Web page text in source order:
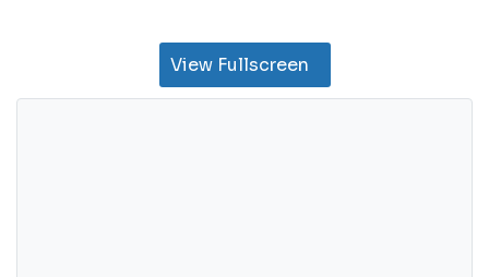
View Fullscreen